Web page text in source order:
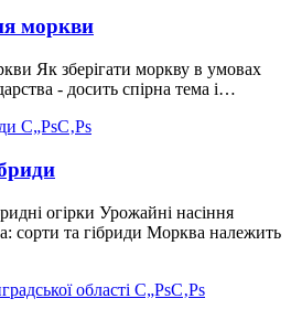
моркви
Як зберігати моркву в умовах
- досить спірна тема і…
огірки Урожайні насіння
сорти та гібриди Морква належить